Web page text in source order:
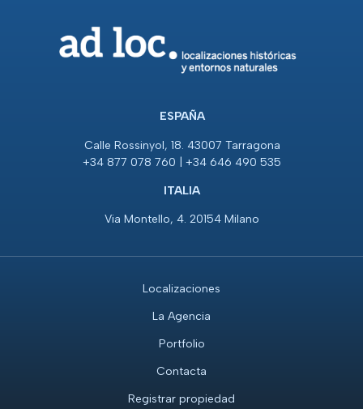
ESPAÑA
Calle Rossinyol, 18. 43007 Tarragona
+34 877 078 760 | +34 646 490 535
ITALIA
Via Montello, 4. 20154 Milano
Localizaciones
La Agencia
Portfolio
Contacta
Registrar propiedad